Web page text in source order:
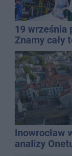
19 września
Znamy cały
Inowrocław
analizy